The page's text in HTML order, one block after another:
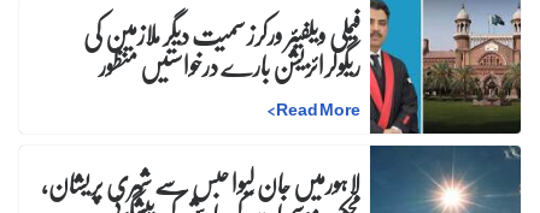
فیملی ویلفیئر ورکرز سمیت دیگر ملازمین کی
ریگولرائزیشن بارے درخواستیں منظور
Read More
>
لاہورمیں جان لیوا حبس سے شہری پریشان،